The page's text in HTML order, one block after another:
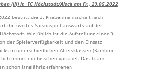
(III) in TC Höchstadt/Aisch am Fr., 20.05.2022
bestritt die 3. Knabenmannschaft nach
ihr zweites Saisonspiel auswärts auf der
Wie üblich ist die Aufstellung einer 3.
der Spielerverfügbarkeit und den Einsatz
in unterschiedlichen Altersklassen (Bambini,
immer ein bisschen variabel. Das Team
schon langjährig erfahrenen